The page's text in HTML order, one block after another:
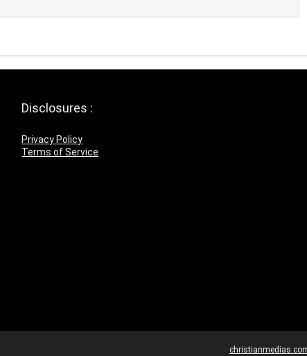
Disclosures :
Privacy Policy
Terms of Service